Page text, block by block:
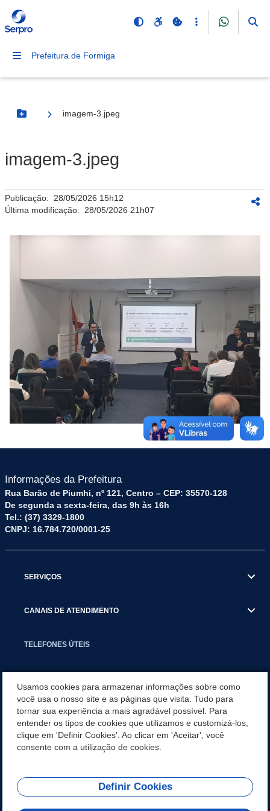
Prefeitura de Formiga
Botão Menu
imagem-3.jpeg
imagem-3.jpeg
Publicação: 28/05/2026 15h12
Última modificação: 28/05/2026 21h07
Informações da Prefeitura
Rua Barão de Piumhi, nº 121, Centro – CEP: 35570-128
De segunda a sexta-feira, das 9h às 16h
Tel.: (37) 3329-1800
CNPJ: 16.784.720/0001-25
SERVIÇOS
CANAIS DE ATENDIMENTO
TELEFONES ÚTEIS
NOTÍCIAS
APLICATIVO
REDES SOCIAIS
Usamos cookies para armazenar informações sobre como
você usa o nosso site e as páginas que visita. Tudo para
tornar sua experiência a mais agradável possível. Para
entender os tipos de cookies que utilizamos e customizá-los,
clique em 'Definir Cookies'. Ao clicar em 'Aceitar', você
consente com a utilização de cookies.
Definir Cookies